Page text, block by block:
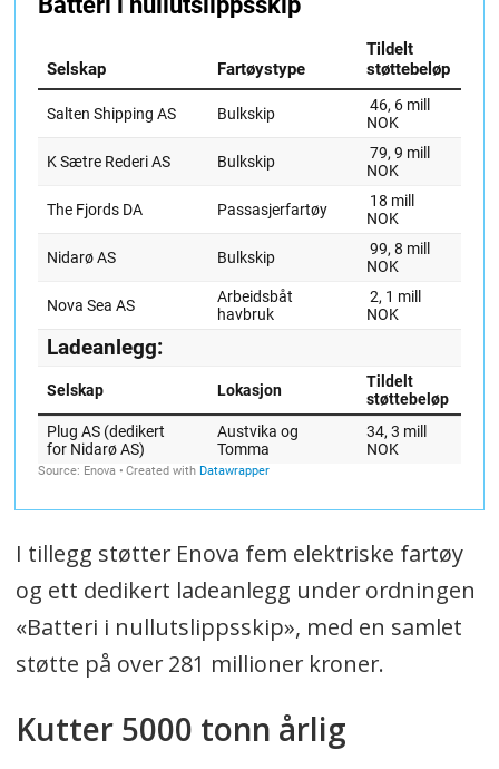
I tillegg støtter Enova fem elektriske fartøy
og ett dedikert ladeanlegg under ordningen
«Batteri i nullutslippsskip», med en samlet
støtte på over 281 millioner kroner.
Kutter 5000 tonn årlig